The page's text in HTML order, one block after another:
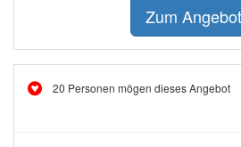
Zum Angebot
20 Personen mögen dieses Angebot